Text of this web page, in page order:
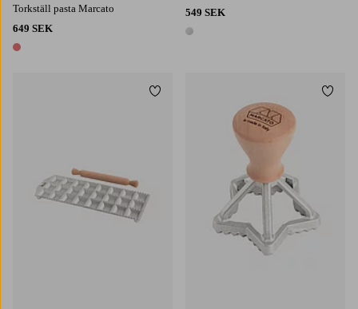
Torkställ pasta Marcato
649 SEK
1 färg
549 SEK
1 färg
Lägg till i favoriter